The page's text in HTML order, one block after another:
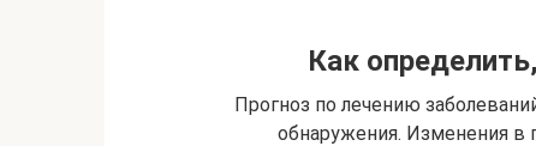
Как
Прогноз по лечению
обнаружения. Изменения